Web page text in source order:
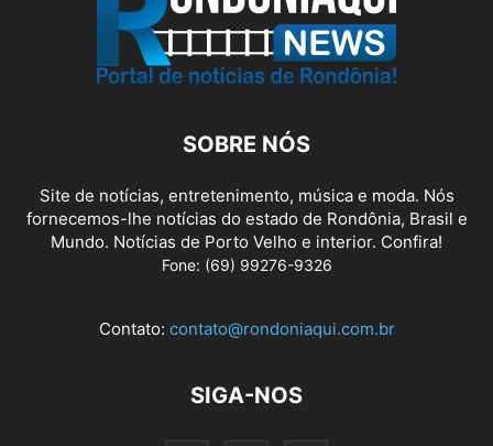
SOBRE NÓS
Site de notícias, entretenimento, música e moda. Nós
fornecemos-lhe notícias do estado de Rondônia, Brasil e
Mundo. Notícias de Porto Velho e interior. Confira!
Fone: (69) 99276-9326
Contato: contato@rondoniaqui.com.br
SIGA-NOS